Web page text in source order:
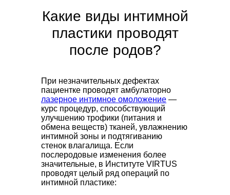
Какие виды интимной
пластики проводят
после родов?
При незначительных дефектах
пациентке проводят амбулаторно
лазерное интимное омоложение —
курс процедур, способствующий
улучшению трофики (питания и
обмена веществ) тканей, увлажнению
интимной зоны и подтягиванию
стенок влагалища. Если
послеродовые изменения более
значительные, в Институте VIRTUS
проводят целый ряд операций по
интимной пластике: